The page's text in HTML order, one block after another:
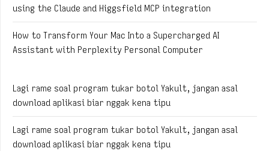
using the Claude and Higgsfield MCP integration
How to Transform Your Mac Into a Supercharged AI
Assistant with Perplexity Personal Computer
Lagi rame soal program tukar botol Yakult, jangan asal
download aplikasi biar nggak kena tipu
Lagi rame soal program tukar botol Yakult, jangan asal
download aplikasi biar nggak kena tipu